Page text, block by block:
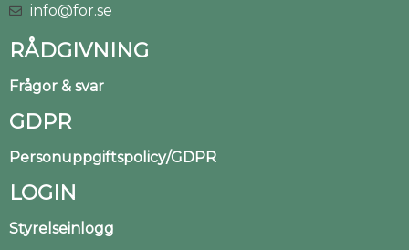
info@for.se
RÅDGIVNING
Frågor & svar
GDPR
Personuppgiftspolicy/GDPR
LOGIN
Styrelseinlogg